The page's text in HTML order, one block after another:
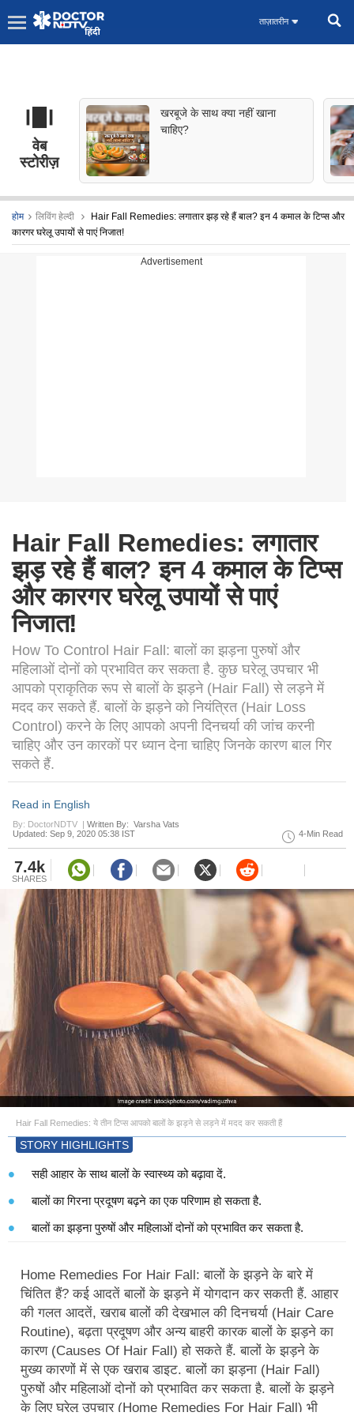
ताज़ातरीन
वेब
स्टोरीज़
खरबूजे के साथ क्या नहीं खाना
चाहिए?
होम लिविंग हेल्दी
Hair Fall Remedies: लगातार झड़ रहे हैं बाल? इन 4 कमाल के टिप्स और
कारगर घरेलू उपायों से पाएं निजात!
Advertisement
Hair Fall Remedies: लगातार
झड़ रहे हैं बाल? इन 4 कमाल के टिप्स
और कारगर घरेलू उपायों से पाएं
निजात!
How To Control Hair Fall: बालों का झड़ना पुरुषों और
महिलाओं दोनों को प्रभावित कर सकता है. कुछ घरेलू उपचार भी
आपको प्राकृतिक रूप से बालों के झड़ने (Hair Fall) से लड़ने में
मदद कर सकते हैं. बालों के झड़ने को नियंत्रित (Hair Loss
Control) करने के लिए आपको अपनी दिनचर्या की जांच करनी
चाहिए और उन कारकों पर ध्यान देना चाहिए जिनके कारण बाल गिर
सकते हैं.
Read in English
By: DoctorNDTV | Written By: Varsha Vats
Updated: Sep 9, 2020 05:38 IST
4-Min Read
7.4k
SHARES
Hair Fall Remedies: ये तीन टिप्स आपको बालों के झड़ने से लड़ने में मदद कर सकती हैं
STORY HIGHLIGHTS
सही आहार के साथ बालों के स्वास्थ्य को बढ़ावा दें.
बालों का गिरना प्रदूषण बढ़ने का एक परिणाम हो सकता है.
बालों का झड़ना पुरुषों और महिलाओं दोनों को प्रभावित कर सकता है.
Home Remedies For Hair Fall: बालों के झड़ने के बारे में
चिंतित हैं? कई आदतें बालों के झड़ने में योगदान कर सकती हैं. आहार
की गलत आदतें, खराब बालों की देखभाल की दिनचर्या (Hair Care
Routine), बढ़ता प्रदूषण और अन्य बाहरी कारक बालों के झड़ने का
कारण (Causes Of Hair Fall) हो सकते हैं. बालों के झड़ने के
मुख्य कारणों में से एक खराब डाइट. बालों का झड़ना (Hair Fall)
पुरुषों और महिलाओं दोनों को प्रभावित कर सकता है. बालों के झड़ने
के लिए घरेलू उपचार (Home Remedies For Hair Fall) भी